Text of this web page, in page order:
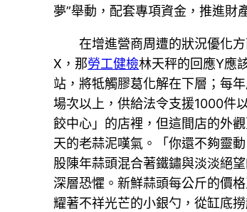
夢”舉動，配套專項資金，推進財
在增進營商周遭的狀況優化
X，那勞工健檢林天秤的回應Y應
站，將牴觸膠葛化解在下層；每
場次以上，供給法令支援1000件
餃中心」的店裡，但這間店的外
天的老蒜泥嘆氣。「你還不夠靈
股陳年蒜頭混合著鐵鏽與淡淡絕
深層恐懼。新鮮蒜頭每公斤的價
耀著不祥光芒的小銀勺，從缸底